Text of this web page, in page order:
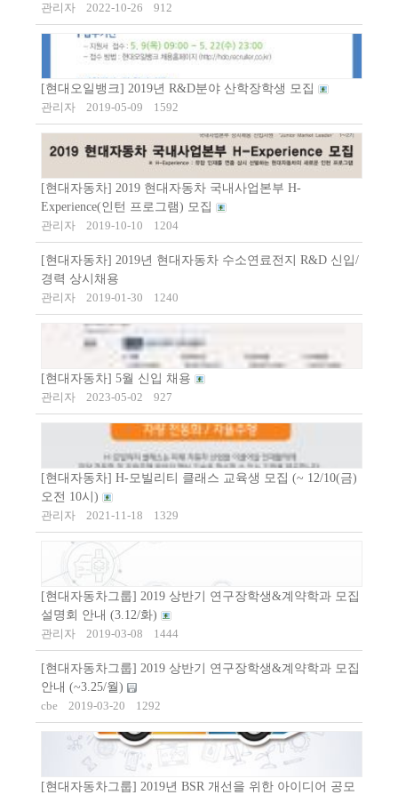
관리자
2022-10-26 912
[현대오일뱅크] 2019년 R&D분야 산학장학생 모집
관리자
2019-05-09 1592
[현대자동차] 2019 현대자동차 국내사업본부 H-
Experience(인턴 프로그램) 모집
관리자
2019-10-10 1204
[현대자동차] 2019년 현대자동차 수소연료전지 R&D 신입/
경력 상시채용
관리자
2019-01-30 1240
[현대자동차] 5월 신입 채용
관리자
2023-05-02 927
[현대자동차] H-모빌리티 클래스 교육생 모집 (~ 12/10(금)
오전 10시)
관리자
2021-11-18 1329
[현대자동차그룹] 2019 상반기 연구장학생&계약학과 모집
설명회 안내 (3.12/화)
관리자
2019-03-08 1444
[현대자동차그룹] 2019 상반기 연구장학생&계약학과 모집
안내 (~3.25/월)
cbe
2019-03-20 1292
[현대자동차그룹] 2019년 BSR 개선을 위한 아이디어 공모